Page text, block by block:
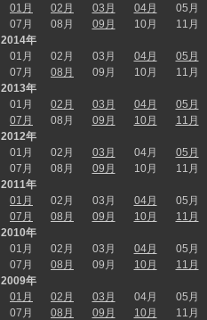
01月
02月 03月 04月 05月
07月
08月 09月 10月 11月
2014年
01月
02月 03月 04月 05月
07月
08月 09月 10月 11月
2013年
01月
02月 03月 04月 05月
07月
08月 09月 10月 11月
2012年
01月
02月 03月 04月 05月
07月
08月 09月 10月 11月
2011年
01月
02月 03月 04月 05月
07月
08月 09月 10月 11月
2010年
01月
02月 03月 04月 05月
07月
08月 09月 10月 11月
2009年
01月
02月 03月 04月 05月
07月
08月 09月 10月 11月